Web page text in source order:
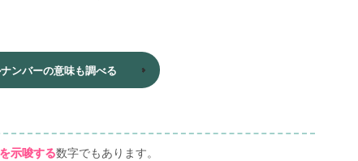
ンバーの意味も調べる
示唆する数字でもあります。